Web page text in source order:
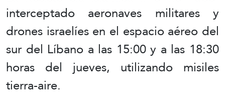
interceptado aeronaves militares y
drones israelíes en el espacio aéreo del
sur del Líbano a las 15:00 y a las 18:30
horas del jueves, utilizando misiles
tierra-aire.